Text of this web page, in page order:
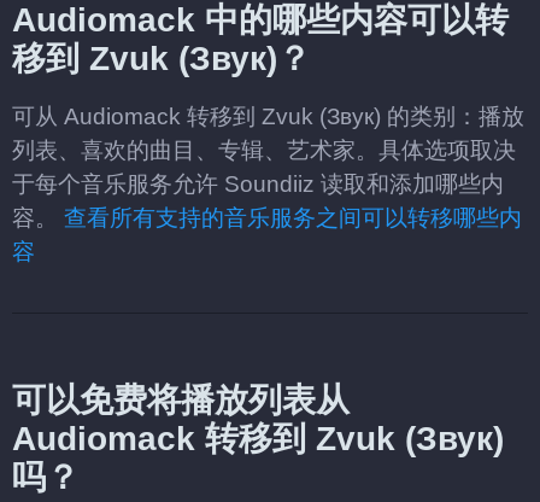
Audiomack 中的哪些内容可以转
移到 Zvuk (Звук)？
可从 Audiomack 转移到 Zvuk (Звук) 的类别：播放
列表、喜欢的曲目、专辑、艺术家。具体选项取决
于每个音乐服务允许 Soundiiz 读取和添加哪些内
容。 查看所有支持的音乐服务之间可以转移哪些内
容
可以免费将播放列表从
Audiomack 转移到 Zvuk (Звук)
吗？